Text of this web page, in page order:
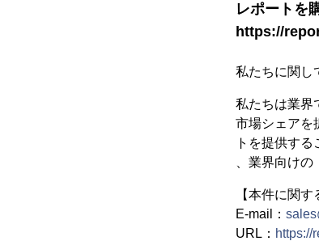
レポートを
https://
私たちに関し
私たちは業界
市場シェアを
トを提供す
、業界向け
【本件に関す
E-mail：
URL： https://